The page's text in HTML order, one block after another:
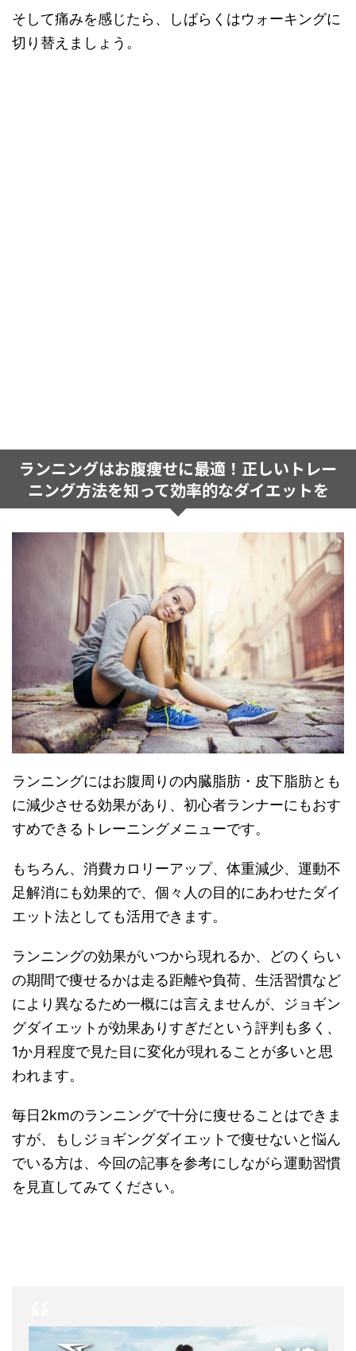
そして痛みを感じたら、しばらくはウォーキングに
切り替えましょう。
ランニングはお腹痩せに最適！正しいトレー
ニング方法を知って効率的なダイエットを
ランニングにはお腹周りの内臓脂肪・皮下脂肪とも
に減少させる効果があり、初心者ランナーにもおす
すめできるトレーニングメニューです。
もちろん、消費カロリーアップ、体重減少、運動不
足解消にも効果的で、個々人の目的にあわせたダイ
エット法としても活用できます。
ランニングの効果がいつから現れるか、どのくらい
の期間で痩せるかは走る距離や負荷、生活習慣など
により異なるため一概には言えませんが、ジョギン
グダイエットが効果ありすぎだという評判も多く、
1か月程度で見た目に変化が現れることが多いと思
われます。
毎日2kmのランニングで十分に痩せることはできま
すが、もしジョギングダイエットで痩せないと悩ん
でいる方は、今回の記事を参考にしながら運動習慣
を見直してみてください。